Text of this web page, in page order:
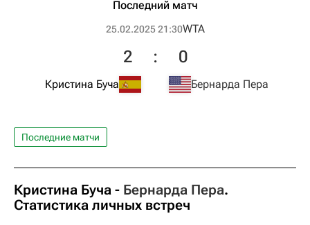
Последний матч
25.02.2025 21:30WTA
Кристина Буча
2 : 0
Бернарда Пера
Последние матчи
Кристина Буча - Бернарда Пера.
Статистика личных встреч